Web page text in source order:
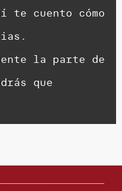
te cuento cómo
la parte de
que